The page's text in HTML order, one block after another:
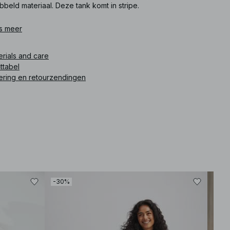
materiaal. Deze tank komt in stripe.
meer
and care
en retourzendingen
-30%